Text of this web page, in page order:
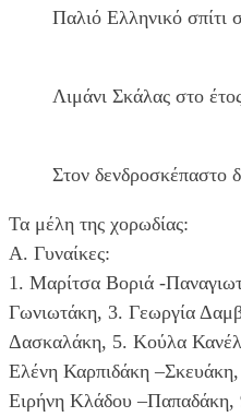
Παλιό Eλληνικό σπίτι
Λιμάνι Σκάλας στο
Στον
Τα μέλη της χορωδίας:
Α. Γυναίκες:
1. Μαρίτσα Βοριά -
Γωνιωτάκη, 3. Γεωργία
Δασκαλάκη, 5. Κούλα
Ελένη Καρπιδάκη
Ειρήνη Κλάδου –Παπαδάκη,